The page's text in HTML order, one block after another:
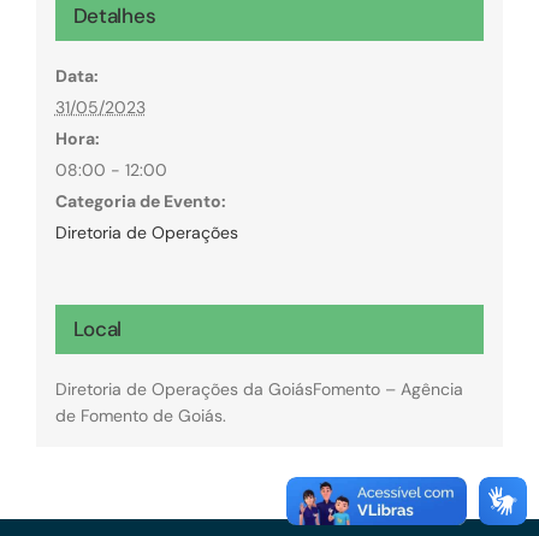
Detalhes
Data:
31/05/2023
Hora:
08:00 - 12:00
Categoria de Evento:
Diretoria de Operações
Local
Diretoria de Operações da GoiásFomento – Agência
de Fomento de Goiás.